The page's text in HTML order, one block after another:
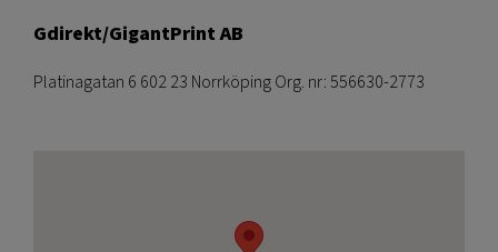
Gdirekt/GigantPrint AB
Platinagatan 6 602 23 Norrköping Org. nr: 556630-2773